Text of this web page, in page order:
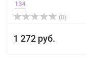
134
(0)
1 272 руб.